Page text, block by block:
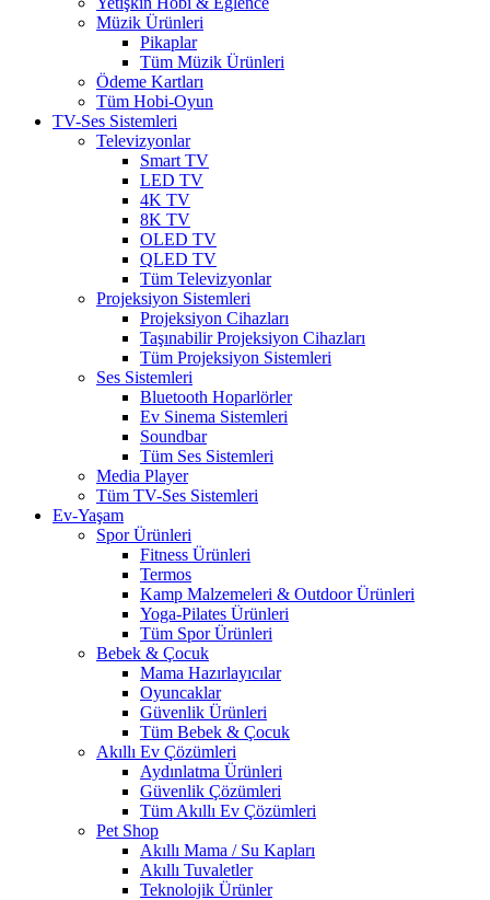
Müzik Ürünleri
Pikaplar
Tüm Müzik Ürünleri
Ödeme Kartları
Tüm Hobi-Oyun
TV-Ses Sistemleri
Televizyonlar
Smart TV
LED TV
4K TV
8K TV
OLED TV
QLED TV
Tüm Televizyonlar
Projeksiyon Sistemleri
Projeksiyon Cihazları
Taşınabilir Projeksiyon Cihazları
Tüm Projeksiyon Sistemleri
Ses Sistemleri
Bluetooth Hoparlörler
Ev Sinema Sistemleri
Soundbar
Tüm Ses Sistemleri
Media Player
Tüm TV-Ses Sistemleri
Ev-Yaşam
Spor Ürünleri
Fitness Ürünleri
Termos
Kamp Malzemeleri & Outdoor Ürünleri
Yoga-Pilates Ürünleri
Tüm Spor Ürünleri
Bebek & Çocuk
Mama Hazırlayıcılar
Oyuncaklar
Güvenlik Ürünleri
Tüm Bebek & Çocuk
Akıllı Ev Çözümleri
Aydınlatma Ürünleri
Güvenlik Çözümleri
Tüm Akıllı Ev Çözümleri
Pet Shop
Akıllı Mama / Su Kapları
Akıllı Tuvaletler
Teknolojik Ürünler